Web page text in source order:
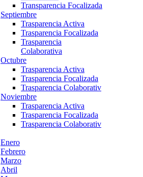
Transparencia Focalizada
Septiembre
Trasparencia Activa
Trasparencia Focalizada
Trasparencia
Colaborativa
Octubre
Trasparencia Activa
Trasparencia Focalizada
Trasparencia Colaborativ
Noviembre
Trasparencia Activa
Trasparencia Focalizada
Trasparencia Colaborativ
Enero
Febrero
Marzo
Abril